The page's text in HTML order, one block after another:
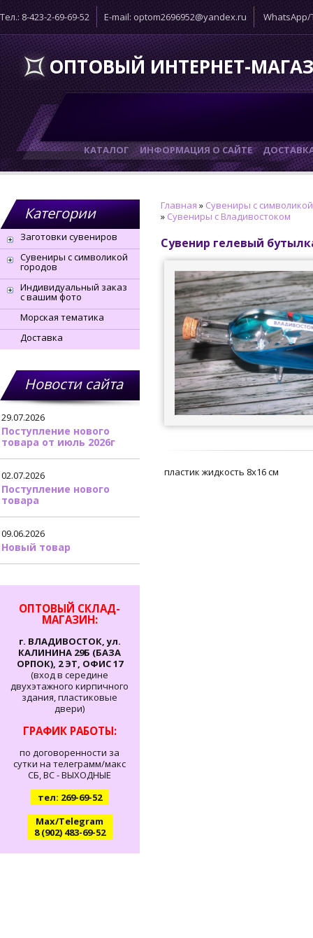
Тел.: 8-423-2-69-69-52 E-mail: optom2696952@yandex.ru WhatsApp/
ОПТОВЫЙ ИНТЕРНЕТ-
КАТАЛОГ ИНФОРМАЦИЯ О САЙТЕ
Категории
Заготовки сувениров
Сувениры с символикой
городов
Индивидуальный заказ
с вашим фото
Морская тематика
Доставка
Новости сайта
29.07.2026
Поступление нового
товара от июль 2026г
02.07.2026
Поступление нового
товара
09.06.2026
Новый товар
ОПТОВЫЙ СКЛАД-
МАГАЗИН:
г. ВЛАДИВОСТОК, ул.
КАЛИНИНА 29Б (БАЗА
ОРПОК), 2 ЭТ, ОФИС 17
(вход в середине
двухэтажного кирпичного
здания, пластиковые
двери)
ГРАФИК РАБОТЫ:
по договоренности за
сутки на телеграмм/макс
СБ, ВС - ВЫХОДНЫЕ
тел: 269-69-52
Max/Telegram
8 (902) 483-69-52
Главная » Сувениры с
» Сувениры с Владивостоком
Сувенир гелевый
пластик жидкость 8х16 см